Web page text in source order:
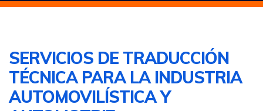
SERVICIOS DE TRADUCCIÓN
TÉCNICA PARA LA INDUSTRIA
AUTOMOVILÍSTICA Y